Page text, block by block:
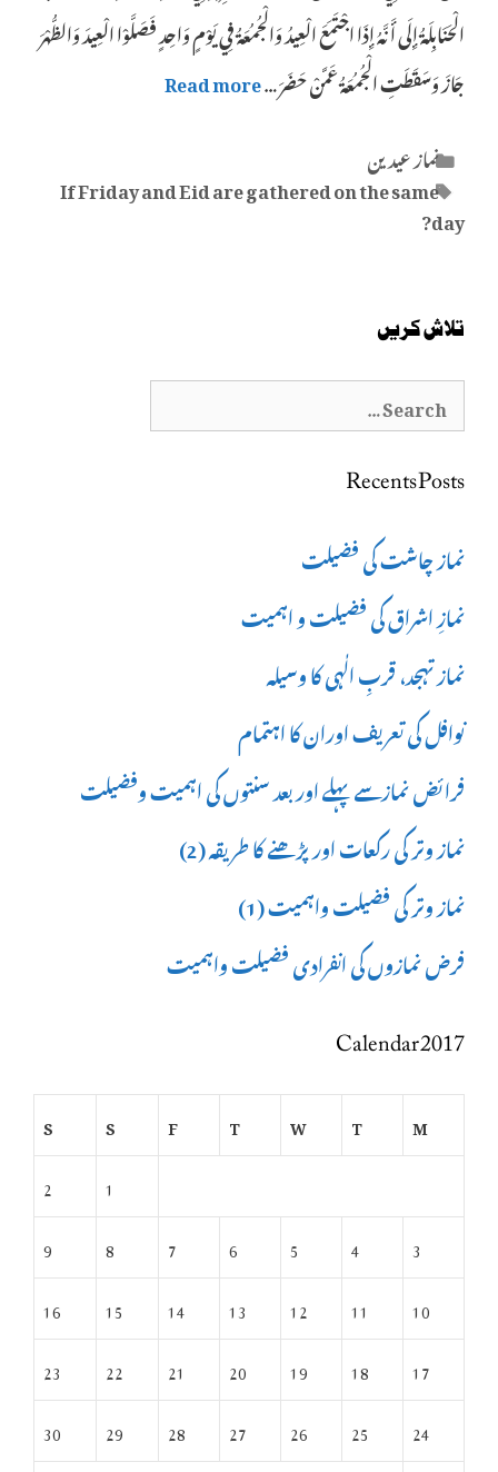
الْحَنَابِلَةُ إِلَى أَنَّهُ إِذَا اجْتَمَعَ الْعِيدُ وَالْجُمُعَةُ فِي يَوْمٍ وَاحِدٍ فَصَلَّوْا الْعِيدَ وَالظُّهْرَ
جَازَ وَسَقَطَتِ الْجُمُعَةُ عَمَّنْ حَضَرَ …Read more
Categories
نماز عیدین
Tags
If Friday and Eid are gathered on the same
day?
تلاش کریں
Search
Recents Posts
نماز چاشت کی فضیلت
نمازِ اشراق کی فضیلت و اہمیت
نماز تہجد، قربِ الٰہی کا وسیلہ
نوافل کی تعریف اوران کا اہتمام
فرائض نمازسے پہلے اور بعد سنتوں کی اہمیت وفضیلت
نماز وتر کی رکعات اور پڑھنے کا طریقہ (2)
نماز وتر کی فضیلت واہمیت (1)
فرض نمازوں کی انفرادی فضیلت واہمیت
Calendar 2017
M
T
W
T
F
S
S
1
2
3
4
5
6
7
8
9
10
11
12
13
14
15
16
17
18
19
20
21
22
23
24
25
26
27
28
29
30